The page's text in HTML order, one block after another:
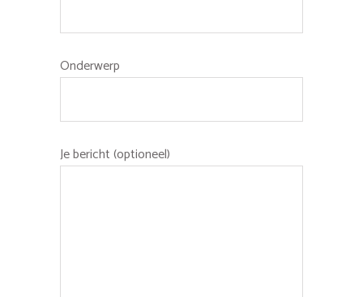
Onderwerp
Je bericht (optioneel)